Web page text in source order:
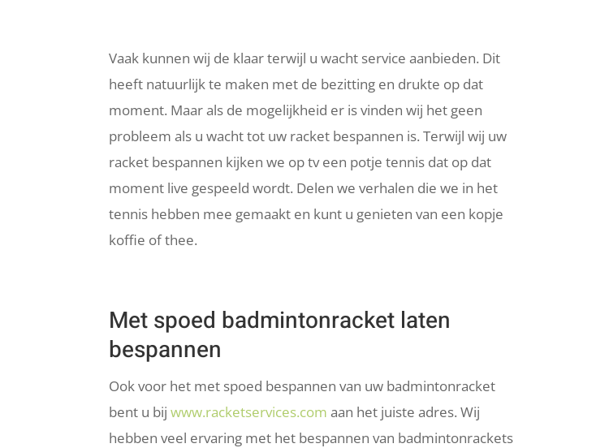
Vaak kunnen wij de klaar terwijl u wacht service aanbieden. Dit
heeft natuurlijk te maken met de bezitting en drukte op dat
moment. Maar als de mogelijkheid er is vinden wij het geen
probleem als u wacht tot uw racket bespannen is. Terwijl wij uw
racket bespannen kijken we op tv een potje tennis dat op dat
moment live gespeeld wordt. Delen we verhalen die we in het
tennis hebben mee gemaakt en kunt u genieten van een kopje
koffie of thee.
Met spoed badmintonracket laten
bespannen
Ook voor het met spoed bespannen van uw badmintonracket
bent u bijwww.racketservices.com aan het juiste adres. Wij
hebben veel ervaring met het bespannen van badmintonrackets